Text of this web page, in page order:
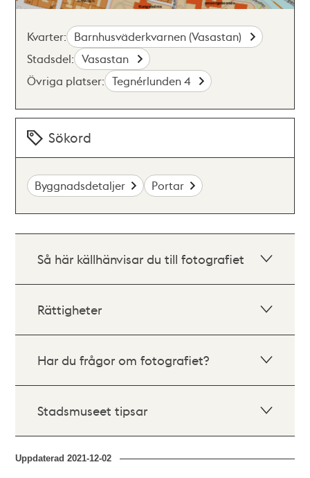
Kvarter: Barnhusväderkvarnen (Vasastan)
Stadsdel: Vasastan
Övriga platser: Tegnérlunden 4
Sökord
Byggnadsdetaljer Portar
Så här källhänvisar du till fotografiet
Rättigheter
Har du frågor om fotografiet?
Stadsmuseet tipsar
Uppdaterad2021-12-02